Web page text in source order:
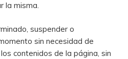
la misma.
suspender o
sin necesidad de
contenidos de la página, sin